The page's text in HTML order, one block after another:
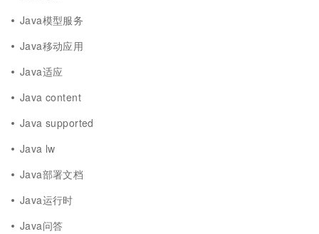
Java模型服务
Java移动应用
Java适应
Java content
Java supported
Java lw
Java部署文档
Java运行时
Java问答